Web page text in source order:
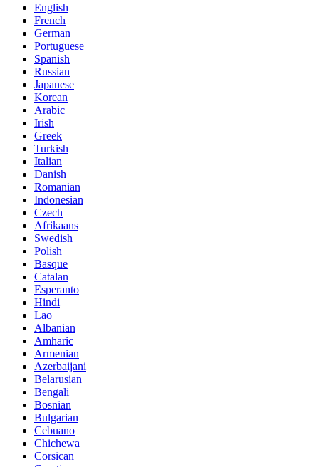
English
French
German
Portuguese
Spanish
Russian
Japanese
Korean
Arabic
Irish
Greek
Turkish
Italian
Danish
Romanian
Indonesian
Czech
Afrikaans
Swedish
Polish
Basque
Catalan
Esperanto
Hindi
Lao
Albanian
Amharic
Armenian
Azerbaijani
Belarusian
Bengali
Bosnian
Bulgarian
Cebuano
Chichewa
Corsican